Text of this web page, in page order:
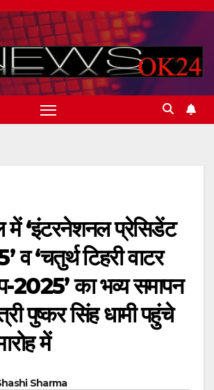
में ‘इंटरनेशनल प्रेसिडेंट
‘चतुर्थ टिहरी वाटर
2025’ का भव्य समापन
पुष्कर सिंह धामी पहुंचे
में
Sharma